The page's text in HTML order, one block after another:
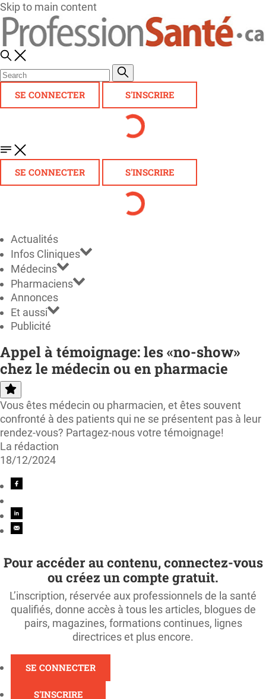
Skip to main content
SE CONNECTER S'INSCRIRE
SE CONNECTER S'INSCRIRE
Actualités
Infos Cliniques
Médecins
Pharmaciens
Annonces
Et aussi
Publicité
Appel à témoignage: les «no-show»
chez le médecin ou en pharmacie
Vous êtes médecin ou pharmacien, et êtes souvent
confronté à des patients qui ne se présentent pas à leur
rendez-vous? Partagez-nous votre témoignage!
La rédaction
18/12/2024
Pour accéder au contenu, connectez-vous
ou créez un compte gratuit.
L’inscription, réservée aux professionnels de la santé
qualifiés, donne accès à tous les articles, blogues de
pairs, magazines, formations continues, lignes
directrices et plus encore.
SE CONNECTER
S'INSCRIRE